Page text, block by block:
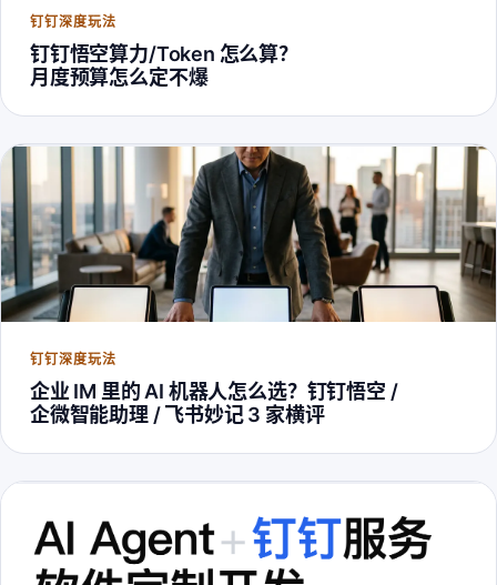
钉钉深度玩法
钉钉悟空算力/Token 怎么算？
月度预算怎么定不爆
钉钉深度玩法
企业 IM 里的 AI 机器人怎么选？钉钉悟空 /
企微智能助理 / 飞书妙记 3 家横评